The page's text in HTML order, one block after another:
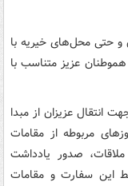
و حتی محل‌های خیریه با
عزیز متناسب با
انتقال عزیزان از مبدا
مربوطه از مقامات
صدور یادداشت
این سفارت و مقامات